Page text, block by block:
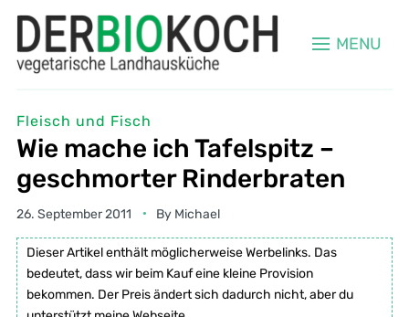
MENU
Fleisch und Fisch
Wie mache ich Tafelspitz –
geschmorter Rinderbraten
26. September 2011 By Michael
Dieser Artikel enthält möglicherweise Werbelinks. Das
bedeutet, dass wir beim Kauf eine kleine Provision
bekommen. Der Preis ändert sich dadurch nicht, aber du